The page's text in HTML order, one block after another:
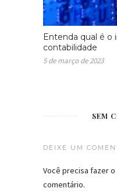
Entenda qual é o
contabilidade
5 de março de 2023
SEM
DEIXE UM
Você precisa fazer o
comentário.